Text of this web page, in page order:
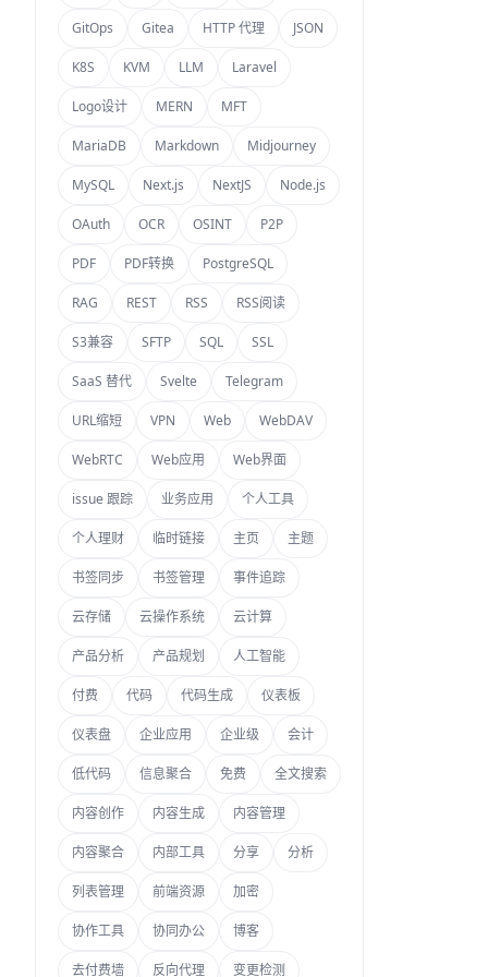
GitOps Gitea HTTP 代理 JSON
K8S KVM LLM Laravel
Logo设计 MERN MFT
MariaDB Markdown Midjourney
MySQL Next.js NextJS Node.js
OAuth OCR OSINT P2P
PDF PDF转换 PostgreSQL
RAG REST RSS RSS阅读
S3兼容 SFTP SQL SSL
SaaS 替代 Svelte Telegram
URL缩短 VPN Web WebDAV
WebRTC Web应用 Web界面
issue 跟踪 业务应用 个人工具
个人理财 临时链接 主页 主题
书签同步 书签管理 事件追踪
云存储 云操作系统 云计算
产品分析 产品规划 人工智能
付费 代码 代码生成 仪表板
仪表盘 企业应用 企业级 会计
低代码 信息聚合 免费 全文搜索
内容创作 内容生成 内容管理
内容聚合 内部工具 分享 分析
列表管理 前端资源 加密
协作工具 协同办公 博客
去付费墙 反向代理 变更检测